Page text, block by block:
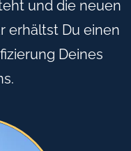
und die neuen
erhältst Du einen
Deines